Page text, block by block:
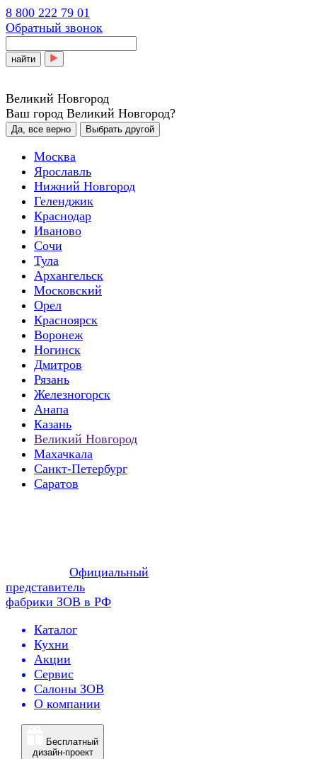
8 800 222 79 01
Обратный звонок
найти
Великий Новгород
Ваш город Великий Новгород?
Да, все верно Выбрать другой
Москва
Ярославль
Нижний Новгород
Геленджик
Краснодар
Иваново
Сочи
Тула
Архангельск
Московский
Орел
Красноярск
Воронеж
Ногинск
Дмитров
Рязань
Железногорск
Анапа
Казань
Великий Новгород
Махачкала
Санкт-Петербург
Саратов
Официальный
представитель
фабрики ЗОВ в РФ
Каталог
Кухни
Акции
Сервис
Салоны ЗОВ
О компании
Бесплатный
дизайн-проект